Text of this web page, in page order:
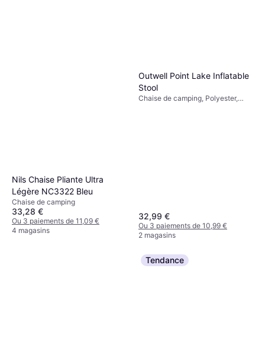
Nils Chaise Pliante Ultra
Légère NC3322 Bleu
Chaise de camping
33,28 €
Ou 3 paiements de 11,09 €
4 magasins
Outwell Point Lake Inflatable
Stool
Chaise de camping, Polyester,
32,99 €
Ou 3 paiements de 10,99 €
2 magasins
Tendance